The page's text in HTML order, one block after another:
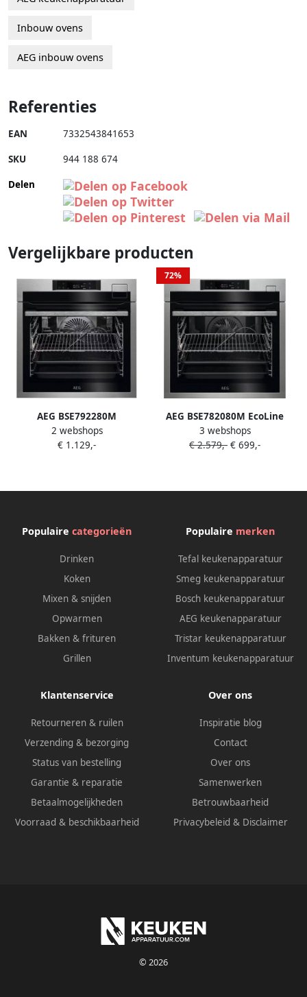
Inbouw ovens
AEG inbouw ovens
Referenties
EAN 7332543841653
SKU 944 188 674
Delen
Vergelijkbare producten
AEG BSE792280M
Inbouwoven Stoom functie
53 dB Elektrisch
Kinderbeveiliging
2 webshops
€ 1.129,-
72%
AEG BSE782080M EcoLine
8000 serie SteamBoost
Inbouwoven Combi
3 webshops
€ 2.579,- € 699,-
Populaire categorieën
Drinken
Koken
Mixen & snijden
Opwarmen
Bakken & frituren
Grillen
Populaire merken
Tefal keukenapparatuur
Smeg keukenapparatuur
Bosch keukenapparatuur
AEG keukenapparatuur
Tristar keukenapparatuur
Inventum keukenapparatuur
Klantenservice
Retourneren & ruilen
Verzending & bezorging
Status van bestelling
Garantie & reparatie
Betaalmogelijkheden
Voorraad & beschikbaarheid
Over ons
Inspiratie blog
Contact
Over ons
Samenwerken
Betrouwbaarheid
Privacybeleid & Disclaimer
© 2026